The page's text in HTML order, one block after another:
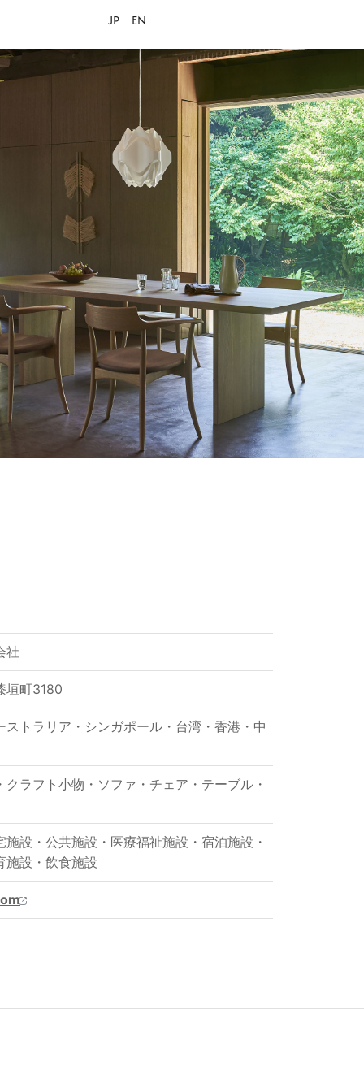
JP EN
社
垣町3180
ストラリア・シンガポール・台湾・香港・中
クラフト小物 ・ ソファ ・ チェア ・ テーブル ・
施設 ・ 公共施設 ・ 医療福祉施設 ・ 宿泊施設 ・
施設 ・ 飲食施設